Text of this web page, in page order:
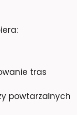
tras
powtarzalnych